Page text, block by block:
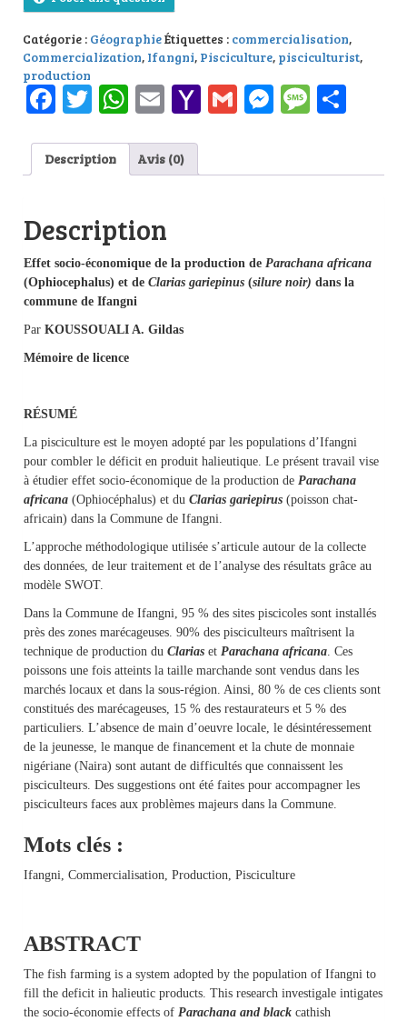
Catégorie : GéographieÉtiquettes : commercialisation,
Commercialization, Ifangni, Pisciculture, pisciculturist,
production
Facebook
Twitter
WhatsApp
EmailYahoo
Mail
Gmail
Description Avis (0)
Description
Effet socio-économique de la production de Parachana africana
(Ophiocephalus) et de Clarias gariepinus (silure noir) dans la
commune de Ifangni
Par KOUSSOUALI A. Gildas
Mémoire de licence
RÉSUMÉ
La pisciculture est le moyen adopté par les populations d’Ifangni
pour combler le déficit en produit halieutique. Le présent travail vise
à étudier effet socio-économique de la production de Parachana
africana (Ophiocéphalus) et du Clarias gariepirus (poisson chat-
africain) dans la Commune de Ifangni.
L’approche méthodologique utilisée s’articule autour de la collecte
des données, de leur traitement et de l’analyse des résultats grâce au
modèle SWOT.
Dans la Commune de Ifangni, 95 % des sites piscicoles sont installés
près des zones marécageuses. 90% des pisciculteurs maîtrisent la
technique de production du Clarias et Parachana africana. Ces
poissons une fois atteints la taille marchande sont vendus dans les
marchés locaux et dans la sous-région. Ainsi, 80 % de ces clients sont
constitués des marécageuses, 15 % des restaurateurs et 5 % des
particuliers. L’absence de main d’oeuvre locale, le désintéressement
de la jeunesse, le manque de financement et la chute de monnaie
nigériane (Naira) sont autant de difficultés que connaissent les
pisciculteurs. Des suggestions ont été faites pour accompagner les
pisciculteurs faces aux problèmes majeurs dans la Commune.
Mots clés :
Ifangni, Commercialisation, Production, Pisciculture
ABSTRACT
The fish farming is a system adopted by the population of Ifangni to
fill the deficit in halieutic products. This research investigale intigates
the socio-économie effects of Parachana and black cathish